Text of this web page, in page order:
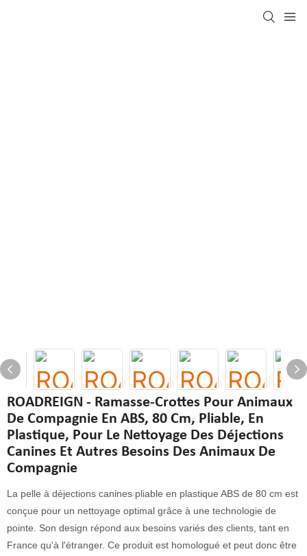
ROADREIGN - Ramasse-Crottes Pour Animaux
De Compagnie En ABS, 80 Cm, Pliable, En
Plastique, Pour Le Nettoyage Des Déjections
Canines Et Autres Besoins Des Animaux De
Compagnie
La pelle à déjections canines pliable en plastique ABS de 80 cm est
conçue pour un nettoyage optimal grâce à une technologie de
pointe. Son design répond aux besoins variés des clients, tant en
France qu'à l'étranger. Ce produit est homologué et peut donc être